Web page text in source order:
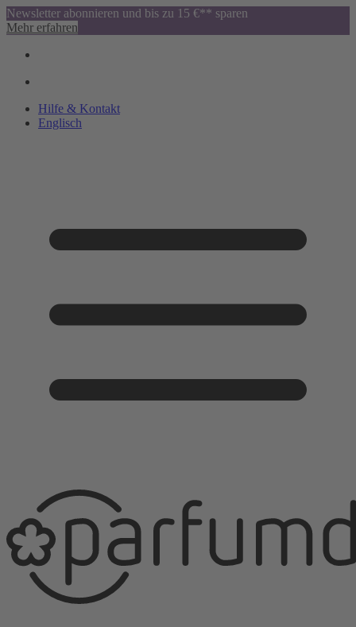
Newsletter abonnieren und bis zu 15 €** sparen
Mehr erfahren
Hilfe & Kontakt
Englisch